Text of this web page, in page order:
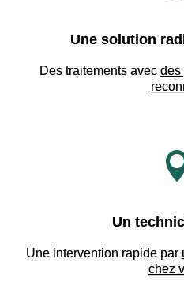
Une solution
Des traitements avec des
Un
Une intervention rapide par
chez